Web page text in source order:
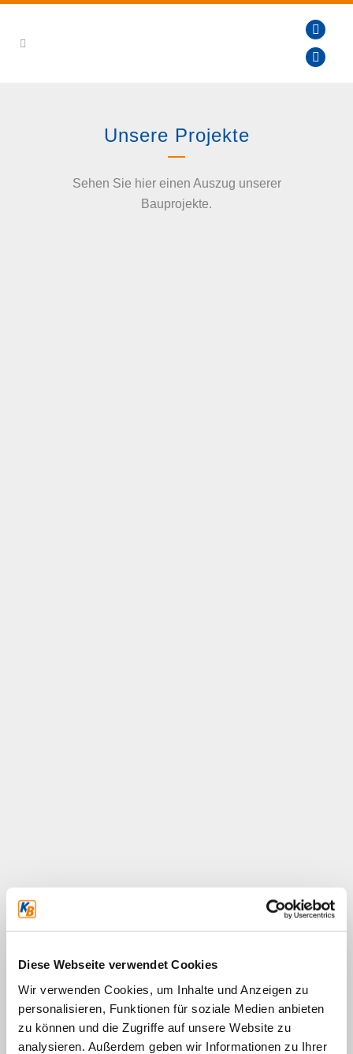
Diese Webseite verwendet Cookies
Wir verwenden Cookies, um Inhalte und Anzeigen zu
personalisieren, Funktionen für soziale Medien anbieten
zu können und die Zugriffe auf unsere Website zu
analysieren. Außerdem geben wir Informationen zu Ihrer
Unsere Projekte
Sehen Sie hier einen Auszug unserer
Bauprojekte.